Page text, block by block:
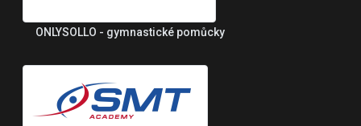
ONLYSOLLO - gymnastické pomůcky